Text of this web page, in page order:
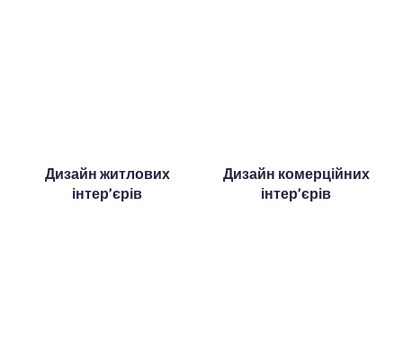
Дизайн житлових
інтер’єрів
Дизайн комерційних
інтер’єрів